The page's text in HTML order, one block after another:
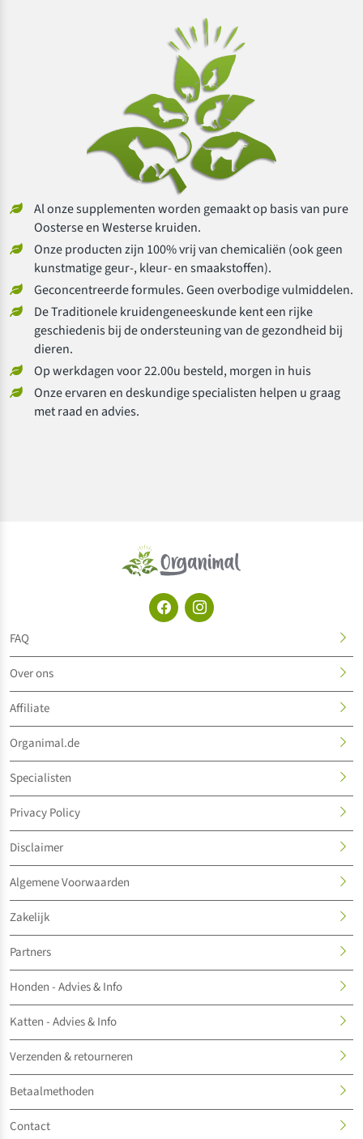
Al onze supplementen worden gemaakt op basis van pure
Oosterse en Westerse kruiden.
Onze producten zijn 100% vrij van chemicaliën (ook geen
kunstmatige geur-, kleur- en smaakstoffen).
Geconcentreerde formules. Geen overbodige vulmiddelen.
De Traditionele kruidengeneeskunde kent een rijke
geschiedenis bij de ondersteuning van de gezondheid bij
dieren.
Op werkdagen voor 22.00u besteld, morgen in huis
Onze ervaren en deskundige specialisten helpen u graag
met raad en advies.
FAQ
Over ons
Affiliate
Organimal.de
Specialisten
Privacy Policy
Disclaimer
Algemene Voorwaarden
Zakelijk
Partners
Honden - Advies & Info
Katten - Advies & Info
Verzenden & retourneren
Betaalmethoden
Contact